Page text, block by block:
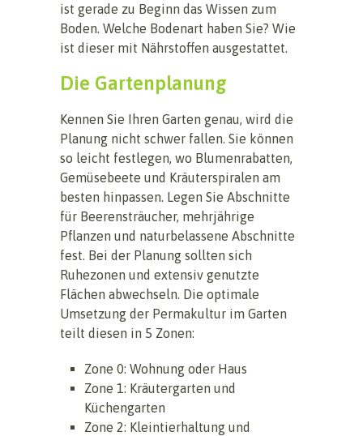
ist gerade zu Beginn das Wissen zum
Boden. Welche Bodenart haben Sie? Wie
ist dieser mit Nährstoffen ausgestattet.
Die Gartenplanung
Kennen Sie Ihren Garten genau, wird die
Planung nicht schwer fallen. Sie können
so leicht festlegen, wo Blumenrabatten,
Gemüsebeete und Kräuterspiralen am
besten hinpassen. Legen Sie Abschnitte
für Beerensträucher, mehrjährige
Pflanzen und naturbelassene Abschnitte
fest. Bei der Planung sollten sich
Ruhezonen und extensiv genutzte
Flächen abwechseln. Die optimale
Umsetzung der Permakultur im Garten
teilt diesen in 5 Zonen:
Zone 0: Wohnung oder Haus
Zone 1: Kräutergarten und
Küchengarten
Zone 2: Kleintierhaltung und